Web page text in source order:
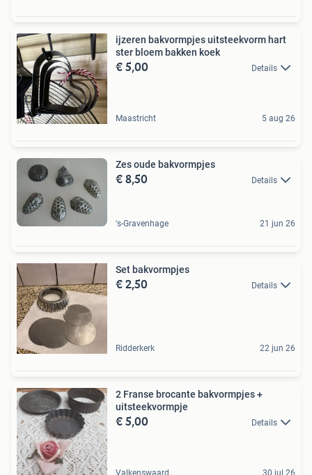
ijzeren bakvormpjes uitsteekvorm hart
ster bloem bakken koek
€ 5,00 Details
Maastricht 5 aug 26
Zes oude bakvormpjes
€ 8,50 Details
's-Gravenhage 21 jun 26
Set bakvormpjes
€ 2,50 Details
Ridderkerk 22 jun 26
2 Franse brocante bakvormpjes +
uitsteekvormpje
€ 5,00 Details
Valkenswaard 30 jul 26